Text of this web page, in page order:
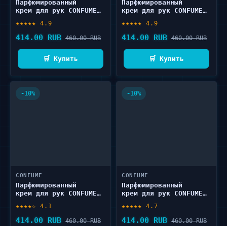
Парфюмированный
крем для рук CONFUME
hand & nail cream 50 г
★★★★★ 4.9
414.00 RUB 460.00 RUB
🛒 Купить
Парфюмированный
крем для рук CONFUME
hand & nail cream 50 г
★★★★★ 4.9
414.00 RUB 460.00 RUB
🛒 Купить
-10%
CONFUME
Парфюмированный
крем для рук CONFUME
hand & nail cream 50 г
★★★★☆ 4.1
414.00 RUB 460.00 RUB
-10%
CONFUME
Парфюмированный
крем для рук CONFUME
blooming hand & nail
cream 50 г
★★★★★ 4.7
414.00 RUB 460.00 RUB